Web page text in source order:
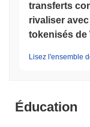
transferts
rivaliser
tokenisés de
Lisez l'ensemble
Éducation